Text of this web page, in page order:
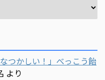
つかしい！」べっこう飴
より